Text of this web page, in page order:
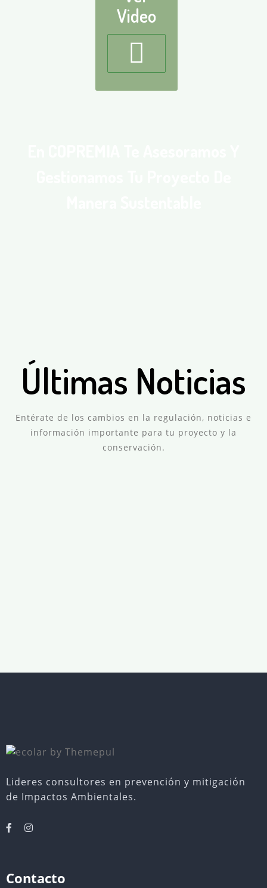
Video
Últimas Noticias
Entérate de los cambios en la regulación, noticias e
información importante para tu proyecto y la
conservación.
Comentarios Desactivados Patricia
Comentarios Desactivados Patricia
Comentarios Desactivados Patricia
Lideres consultores en prevención y mitigación
de Impactos Ambientales.
Contacto